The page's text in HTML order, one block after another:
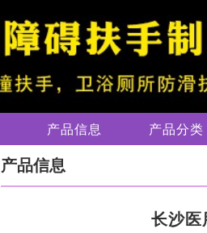
产品信息 产品分类
产品信息
长沙医